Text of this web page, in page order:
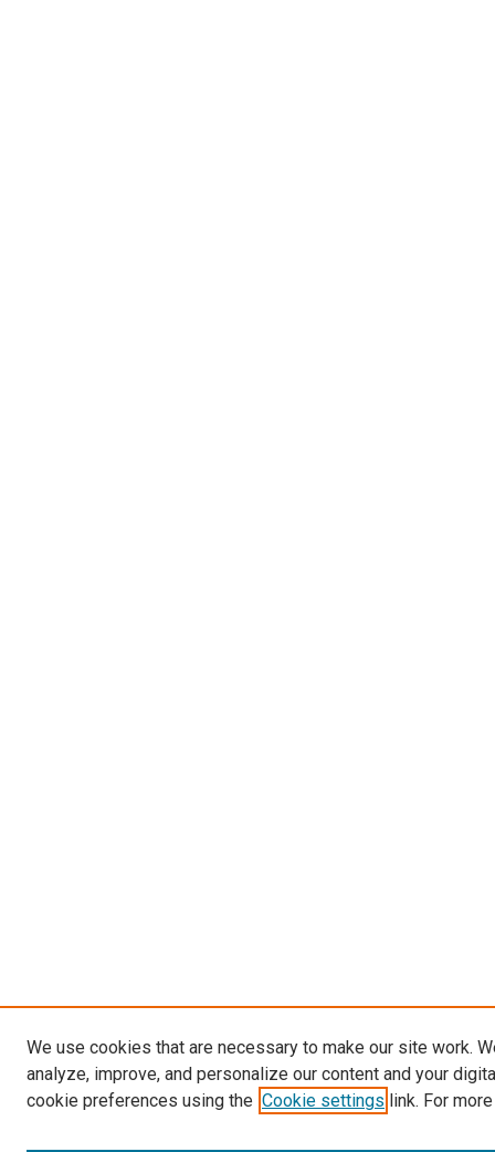
We use cookies that are necessary to make our site work.
analyze, improve, and personalize our content and your
cookie preferences using the Cookie settings link. For